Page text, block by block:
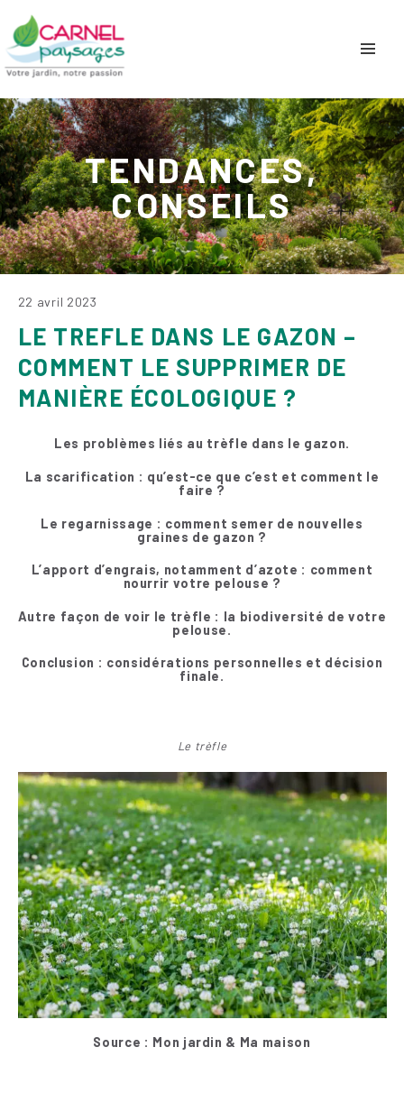
TENDANCES,
CONSEILS
22 avril 2023
LE TREFLE DANS LE GAZON –
COMMENT LE SUPPRIMER DE
MANIÈRE ÉCOLOGIQUE ?
Les problèmes liés au trèfle dans le gazon.
La scarification : qu’est-ce que c’est et comment le
faire ?
Le regarnissage : comment semer de nouvelles
graines de gazon ?
L’apport d’engrais, notamment d’azote : comment
nourrir votre pelouse ?
Autre façon de voir le trèfle : la biodiversité de votre
pelouse.
Conclusion : considérations personnelles et décision
finale.
Le trèfle
Source : Mon jardin & Ma maison